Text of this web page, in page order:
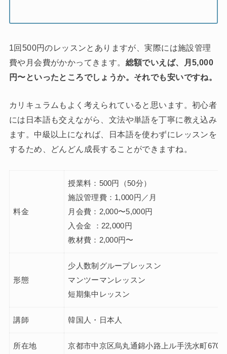
1回500円のレッスンとありますが、実際には施設管理
費や月会費がかかってきます。 総額でいえば、月5,000
円〜といったところでしょうか。それでも安いですね。
カリキュラムもよく考えられていると思います。初心者
には日本語も交えながら、文法や単語を丁寧に教え込み
ます。中級以上になれば、日本語を使わずにレッスンを
するため、どんどん成長することができますね。
料金
授業料：500円（50分）
施設管理費：1,000円／月
月会費：2,000〜5,000円
入会金 ：22,000円
教材費：2,000円〜
形態
少人数制グループレッスン
マンツーマンレッスン
短期集中レッスン
講師 韓国人・日本人
所在地 京都市中京区烏丸通錦小路上ル手洗水町670